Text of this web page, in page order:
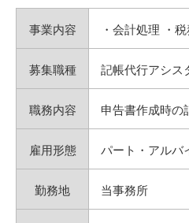
事業内容 ・会計処理 ・
募集職種 記帳代行アシス
職務内容 申告書作成時の
雇用形態 パート・アルバ
勤務地 当事務所